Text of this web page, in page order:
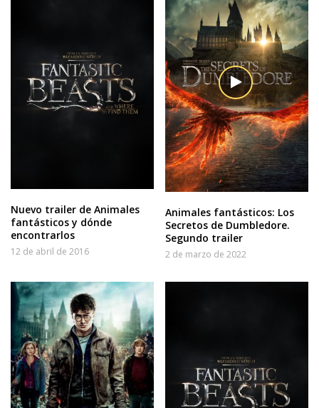
Nuevo trailer de Animales
fantásticos y dónde
encontrarlos
12 de abril de 2016
Animales fantásticos: Los
Secretos de Dumbledore.
Segundo trailer
2 de marzo de 2022